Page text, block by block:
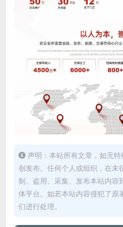
声明：本站所有文章，如无
创发布。任何个人或组织，在未
制、盗用、采集、发布本站内容
体平台。如若本站内容侵犯了原
们进行处理。